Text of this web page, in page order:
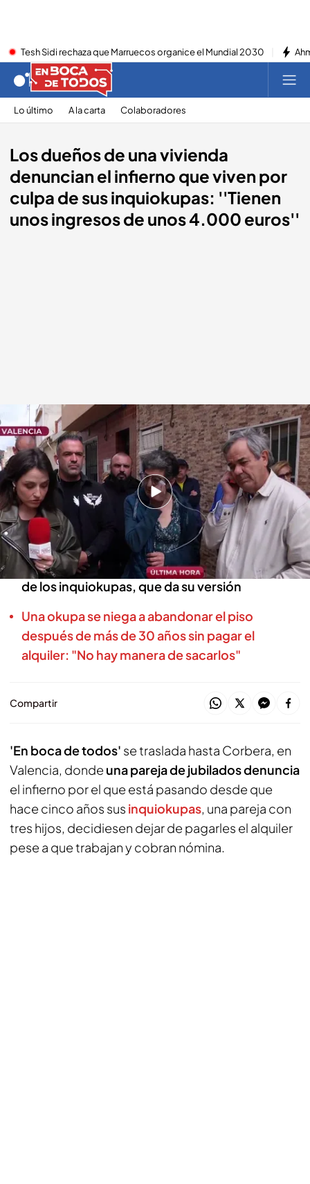
Tesh Sidi rechaza que Marruecos organice el Mundial 2030
Lo último A la carta Colaboradores
Los dueños de una vivienda
denuncian el infierno que viven por
culpa de sus inquiokupas: ''Tienen
unos ingresos de unos 4.000 euros''
El programa se traslada hasta Valencia y habla en directo con María José y
Salvador, los dueños de la casa
Déborah De la Calle
30 ABR 2025 - 12:26h.
Los dueños de la vivienda cuentan en directo la
terrible situación que están atravesando
El programa consigue llamar en directo a uno
de los inquiokupas, que da su versión
Una okupa se niega a abandonar el piso
después de más de 30 años sin pagar el
alquiler: "No hay manera de sacarlos"
Compartir
'En boca de todos' se traslada hasta Corbera, en
Valencia, donde una pareja de jubilados denuncia
el infierno por el que está pasando desde que
hace cinco años sus inquiokupas, una pareja con
tres hijos, decidiesen dejar de pagarles el alquiler
pese a que trabajan y cobran nómina.